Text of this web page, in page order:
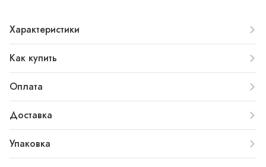
Характеристики
Как купить
Оплата
Доставка
Упаковка